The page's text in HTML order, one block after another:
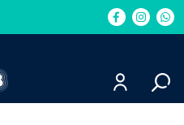
Elemento
del
Elemento
del
del